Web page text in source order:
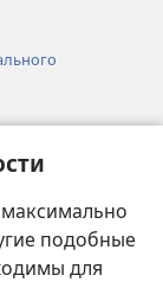
подобные
для